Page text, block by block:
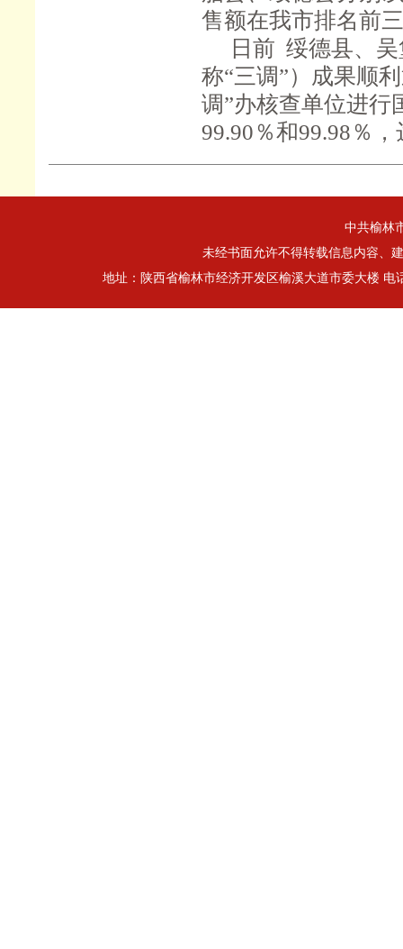
售额在我市排名前
日前 绥德县、
称“三调”）成果顺
调”办核查单位进行
99.90％和99.98％
中共榆林
未经书面允许不得转载信息内容、
地址：陕西省榆林市经济开发区榆溪大道市委大楼